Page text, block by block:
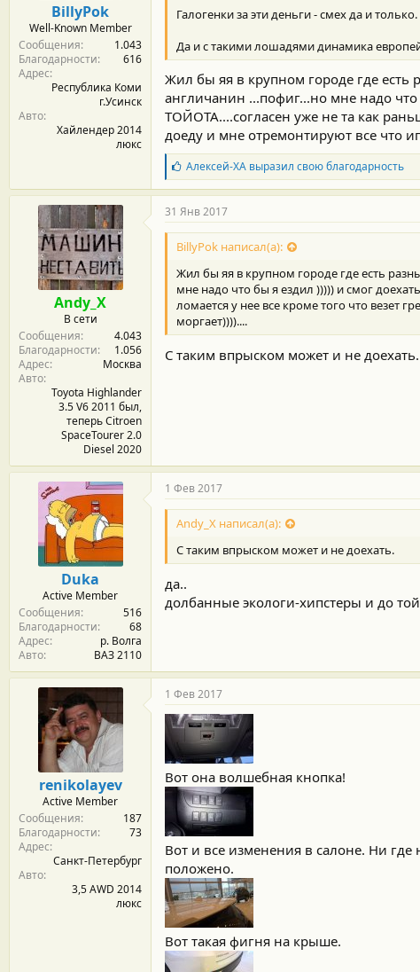
BillyPok
Well-Known Member
Сообщения
1.043
Благодарности
616
Адрес
Республика Коми
г.Усинск
Авто
Хайлендер 2014
люкс
Галогенки за эти деньги - смех да и только.
Да и с такими лошадями динамика
Жил бы яя в крупном городе где
англичанин ...пофиг...но мне надо
ТОЙОТА....согласен уже не та как
доеду и мне отремонтируют все что
Б
л
а
г
о
д
а
н
о
с
т
и
:
Алексей-ХАвыразил свою благодарность
Andy_X
В сети
Сообщения
4.043
Благодарности
1.056
Адрес
Москва
Авто
Toyota Highlander
3.5 V6 2011 был,
теперь Citroen
SpaceTourer 2.0
Diesel 2020
31 Янв 2017
BillyPok написал(а):
Жил бы яя в крупном городе где есть
мне надо что бы я ездил ))))) и смог
ломается у нее все кроме того что везет
моргает))))....
С таким впрыском может и не доехать.
Duka
Active Member
Сообщения
516
Благодарности
68
Адрес
р. Волга
Авто
ВАЗ 2110
1 Фев 2017
Andy_X написал(а):
С таким впрыском может и не доехать.
да..
долбанные экологи-хипстеры и до
renikolayev
Active Member
Сообщения
187
Благодарности
73
Адрес
Санкт-Петербург
Авто
3,5 AWD 2014
люкс
1 Фев 2017
Вот она волшебная кнопка!
Вот и все изменения в салоне. Ни
положено.
Вот такая фигня на крыше.